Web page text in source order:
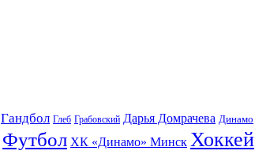
Гандбол Глеб Грабовский Дарья Домрачева Динамо
Футбол ХК «Динамо» Минск Хоккей